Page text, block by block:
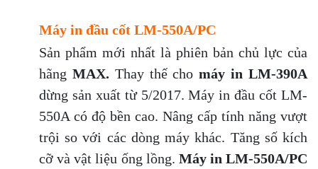
Máy in đầu cốt LM-550A/PC
Sản phẩm mới nhất là phiên bản chủ lực của
hãng MAX. Thay thế chomáy in LM-390A
dừng sản xuất từ 5/2017. Máy in đầu cốt LM-
550A có độ bền cao. Nâng cấp tính năng vượt
trội so với các dòng máy khác. Tăng số kích
cỡ và vật liệu ống lồng. Máy in LM-550A/PC